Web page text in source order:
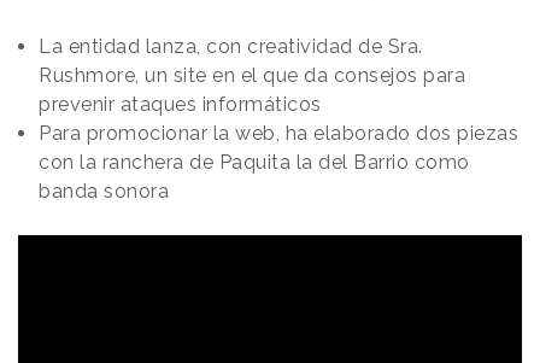
La entidad lanza, con creatividad de Sra.
Rushmore, un site en el que da consejos para
prevenir ataques informáticos
Para promocionar la web, ha elaborado dos piezas
con la ranchera de Paquita la del Barrio como
banda sonora